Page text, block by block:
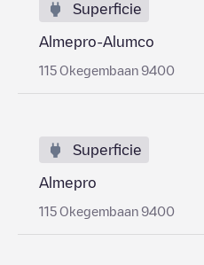
Superficie
Almepro-Alumco
115 Okegembaan 9400
Superficie
Almepro
115 Okegembaan 9400